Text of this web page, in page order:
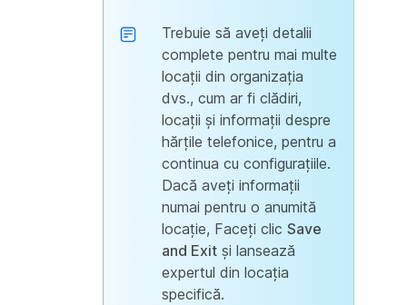
Trebuie să aveți detalii
complete pentru mai multe
locații din organizația
dvs., cum ar fi clădiri,
locații și informații despre
hărțile telefonice, pentru a
continua cu configurațiile.
Dacă aveți informații
numai pentru o anumită
locație, Faceți clic Save
and Exit și lansează
expertul din locația
specifică.